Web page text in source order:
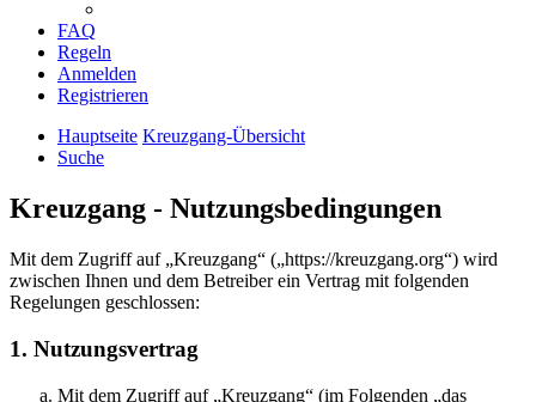
FAQ
Regeln
Anmelden
Registrieren
Hauptseite Kreuzgang-Übersicht
Suche
Kreuzgang - Nutzungsbedingungen
Mit dem Zugriff auf „Kreuzgang“ („https://kreuzgang.org“) wird
zwischen Ihnen und dem Betreiber ein Vertrag mit folgenden
Regelungen geschlossen:
1. Nutzungsvertrag
Mit dem Zugriff auf „Kreuzgang“ (im Folgenden „das